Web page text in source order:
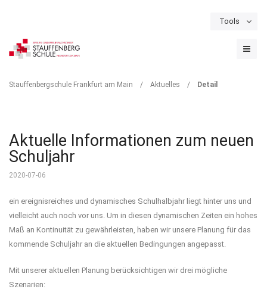
Tools
Schulportal Termine
Stauffenbergschule Frankfurt am Main / Aktuelles / Detail
Aktuelle Informationen zum neuen
Schuljahr
2020-07-06
ein ereignisreiches und dynamisches Schulhalbjahr liegt hinter uns und
vielleicht auch noch vor uns. Um in diesen dynamischen Zeiten ein hohes
Maß an Kontinuität zu gewährleisten, haben wir unsere Planung für das
kommende Schuljahr an die aktuellen Bedingungen angepasst.
Mit unserer aktuellen Planung berücksichtigen wir drei mögliche
Szenarien: